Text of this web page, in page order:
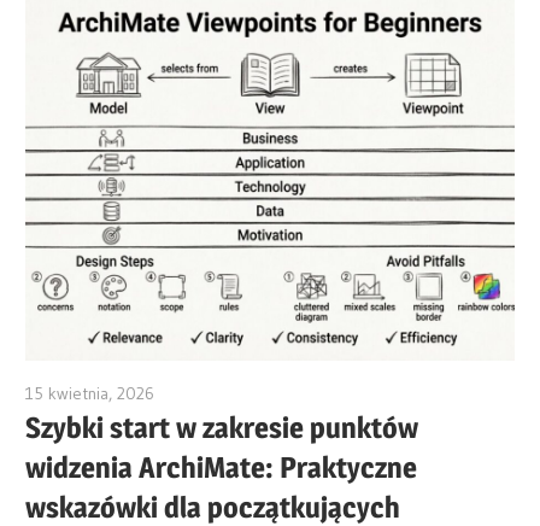
15 kwietnia, 2026
Szybki start w zakresie punktów
widzenia ArchiMate: Praktyczne
wskazówki dla początkujących